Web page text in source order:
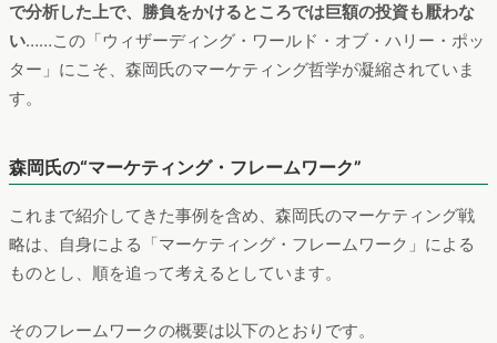
で分析した上で、勝負をかけるところでは巨額の投資も厭わな
い……この「ウィザーディング・ワールド・オブ・ハリー・ポッ
ター」にこそ、森岡氏のマーケティング哲学が凝縮されていま
す。
森岡氏の“マーケティング・フレームワーク”
これまで紹介してきた事例を含め、森岡氏のマーケティング戦
略は、自身による「マーケティング・フレームワーク」による
ものとし、順を追って考えるとしています。
そのフレームワークの概要は以下のとおりです。